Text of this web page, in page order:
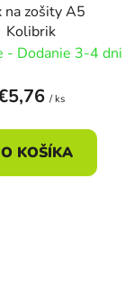
na zošity A5
Kolibrik
- Dodanie 3-4 dni
/ ks
KOŠÍKA